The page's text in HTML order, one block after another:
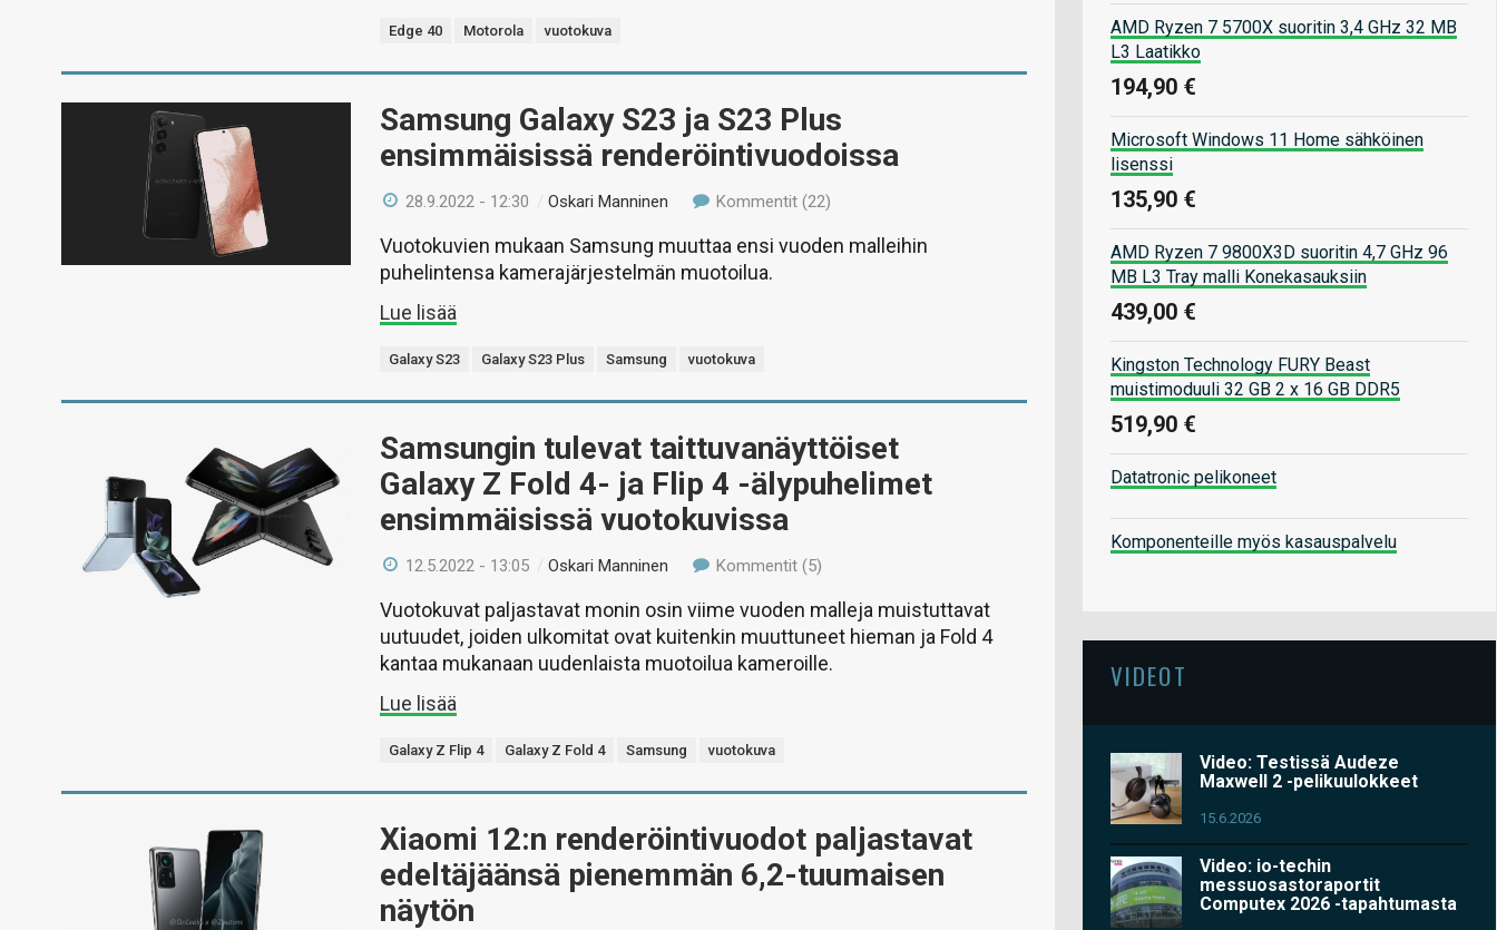
Edge 40 Motorola vuotokuva
Samsung Galaxy S23 ja S23 Plus
ensimmäisissä renderöintivuodoissa
28.9.2022 - 12:30 /Oskari Manninen Kommentit (22)
Vuotokuvien mukaan Samsung muuttaa ensi vuoden malleihin
puhelintensa kamerajärjestelmän muotoilua.
Lue lisää
Galaxy S23 Galaxy S23 Plus Samsung vuotokuva
Samsungin tulevat taittuvanäyttöiset
Galaxy Z Fold 4- ja Flip 4 -älypuhelimet
ensimmäisissä vuotokuvissa
12.5.2022 - 13:05 /Oskari Manninen Kommentit (5)
Vuotokuvat paljastavat monin osin viime vuoden malleja muistuttavat
uutuudet, joiden ulkomitat ovat kuitenkin muuttuneet hieman ja Fold 4
kantaa mukanaan uudenlaista muotoilua kameroille.
Lue lisää
Galaxy Z Flip 4 Galaxy Z Fold 4 Samsung vuotokuva
Xiaomi 12:n renderöintivuodot paljastavat
edeltäjäänsä pienemmän 6,2-tuumaisen
näytön
AMD Ryzen 7 5700X suoritin 3,4 GHz 32 MB
L3 Laatikko
194,90 €
Microsoft Windows 11 Home sähköinen
lisenssi
135,90 €
AMD Ryzen 7 9800X3D suoritin 4,7 GHz 96
MB L3 Tray malli Konekasauksiin
439,00 €
Kingston Technology FURY Beast
muistimoduuli 32 GB 2 x 16 GB DDR5
519,90 €
Datatronic pelikoneet
Komponenteille myös kasauspalvelu
VIDEOT
Video: Testissä Audeze
Maxwell 2 -pelikuulokkeet
15.6.2026
Video: io-techin
messuosastoraportit
Computex 2026 -tapahtumasta